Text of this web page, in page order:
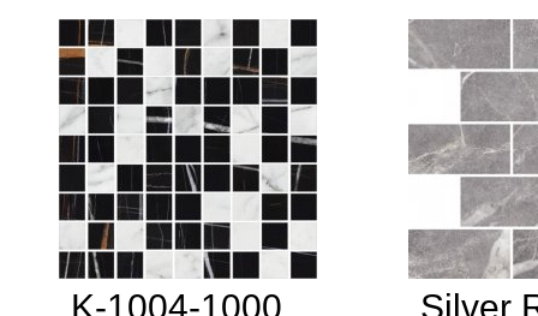
K-1004-1000
Silver